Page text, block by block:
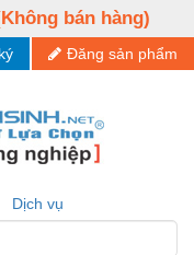
bán hàng)
Đăng sản phẩm
Dịch vụ